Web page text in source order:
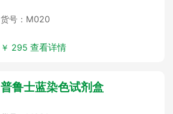
货号：M020
￥ 295查看详情
普鲁士蓝染色试剂盒